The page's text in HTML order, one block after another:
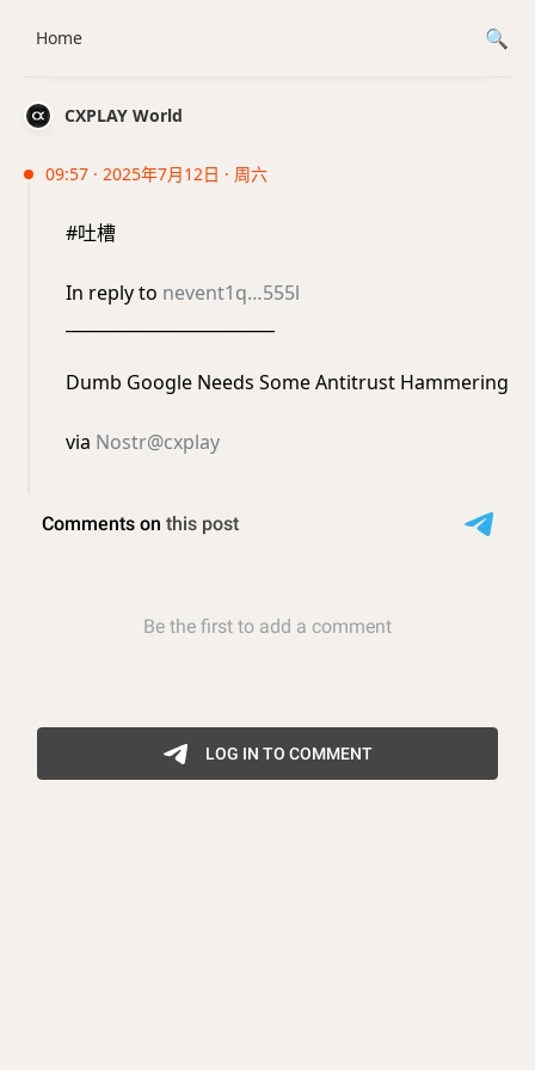
CXPLAY World
09:57 · 2025年7月12日 · 周六
#吐槽
In reply to nevent1q…555l
Dumb Google Needs Some Antitrust Hammering
via Nostr@cxplay
Home